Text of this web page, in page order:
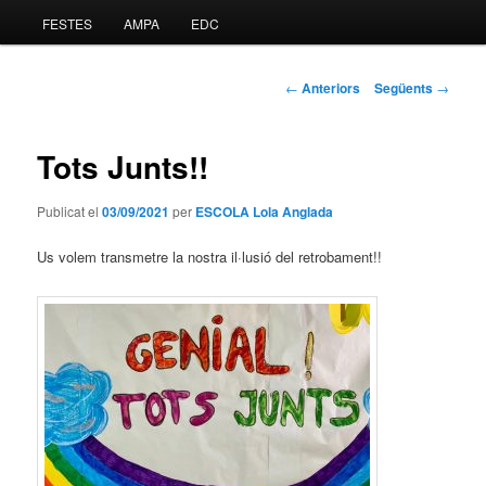
al
FESTES AMPA EDC
Navegació
← Anteriors Següents →
Tots Junts!!
Publicat el03/09/2021 per ESCOLA Lola Anglada
Us volem transmetre la nostra il·lusió del retrobament!!